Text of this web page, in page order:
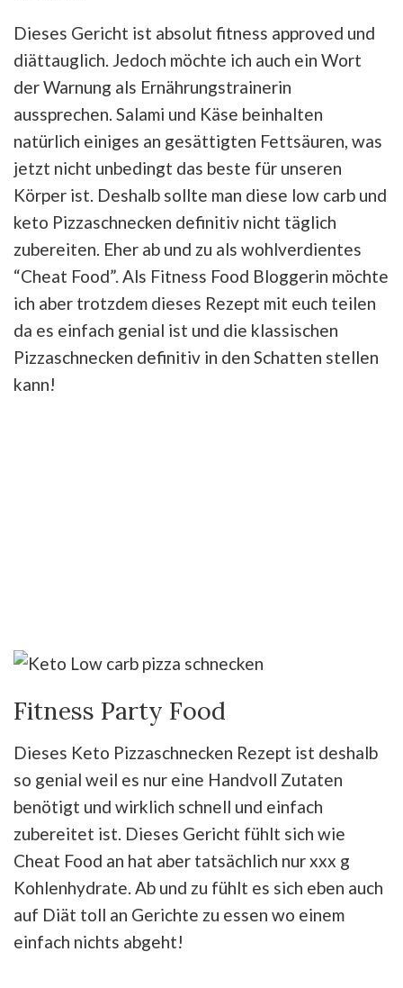
Dieses Gericht ist absolut fitness approved und
diättauglich. Jedoch möchte ich auch ein Wort
der Warnung als Ernährungstrainerin
aussprechen. Salami und Käse beinhalten
natürlich einiges an gesättigten Fettsäuren, was
jetzt nicht unbedingt das beste für unseren
Körper ist. Deshalb sollte man diese low carb und
keto Pizzaschnecken definitiv nicht täglich
zubereiten. Eher ab und zu als wohlverdientes
“Cheat Food”. Als Fitness Food Bloggerin möchte
ich aber trotzdem dieses Rezept mit euch teilen
da es einfach genial ist und die klassischen
Pizzaschnecken definitiv in den Schatten stellen
kann!
Fitness Party Food
Dieses Keto Pizzaschnecken Rezept ist deshalb
so genial weil es nur eine Handvoll Zutaten
benötigt und wirklich schnell und einfach
zubereitet ist. Dieses Gericht fühlt sich wie
Cheat Food an hat aber tatsächlich nur xxx g
Kohlenhydrate. Ab und zu fühlt es sich eben auch
auf Diät toll an Gerichte zu essen wo einem
einfach nichts abgeht!